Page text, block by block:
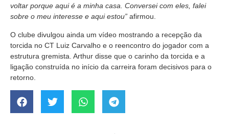
voltar porque aqui é a minha casa. Conversei com eles, falei
sobre o meu interesse e aqui estou” afirmou.
O clube divulgou ainda um vídeo mostrando a recepção da
torcida no CT Luiz Carvalho e o reencontro do jogador com a
estrutura gremista. Arthur disse que o carinho da torcida e a
ligação construída no início da carreira foram decisivos para o
retorno.